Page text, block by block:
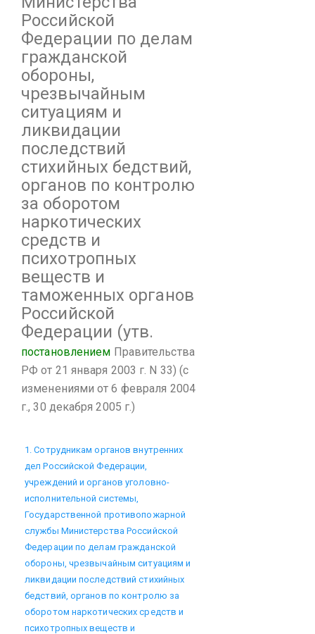
Российской
Федерации по делам
гражданской
обороны,
чрезвычайным
ситуациям и
ликвидации
последствий
стихийных бедствий,
органов по контролю
за оборотом
наркотических
средств и
психотропных
веществ и
таможенных органов
Российской
Федерации (утв.
постановлением Правительства
РФ от 21 января 2003 г. N 33) (с
изменениями от 6 февраля 2004
г., 30 декабря 2005 г.)
1. Сотрудникам органов внутренних
дел Российской Федерации,
учреждений и органов уголовно-
исполнительной системы,
Государственной противопожарной
службы Министерства Российской
Федерации по делам гражданской
обороны, чрезвычайным ситуациям и
ликвидации последствий стихийных
бедствий, органов по контролю за
оборотом наркотических средств и
психотропных веществ и